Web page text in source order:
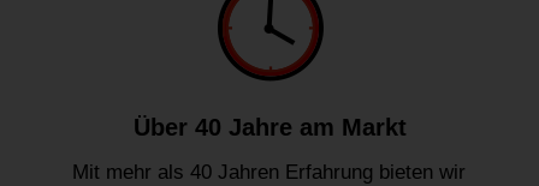
Über 40 Jahre am Markt
Mit mehr als 40 Jahren Erfahrung bieten wir